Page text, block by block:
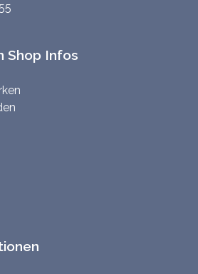
Shop Infos